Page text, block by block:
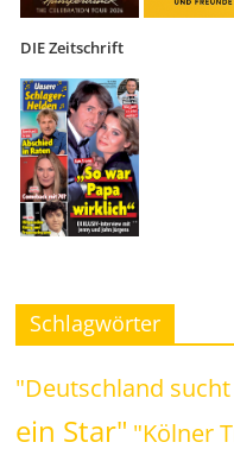
DIE Zeitschrift
Schlagwörter
"Deutschland
ein Star" "Kölner